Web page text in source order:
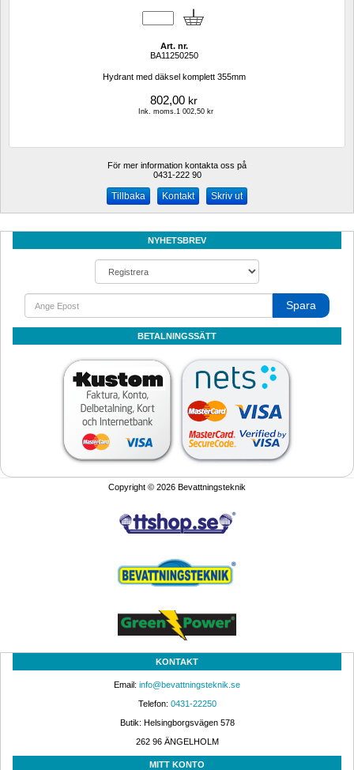
Art. nr.
BA11250250
Hydrant med däksel komplett 355mm
802,00 kr
Ink. moms.1 002,50 kr
För mer information kontakta oss på
0431-222 90
Kontakt Skriv ut
NYHETSBREV
Spara
BETALNINGSSÄTT
Copyright © 2026 Bevattningsteknik
KONTAKT
Email: info@bevattningsteknik.se
Telefon: 0431-22250
Butik: Helsingborgsvägen 578
262 96 ÄNGELHOLM
MITT KONTO